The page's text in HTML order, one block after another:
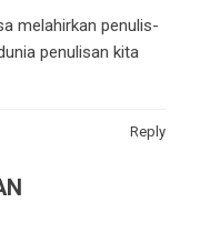
melahirkan penulis-
penulisan kita
Reply